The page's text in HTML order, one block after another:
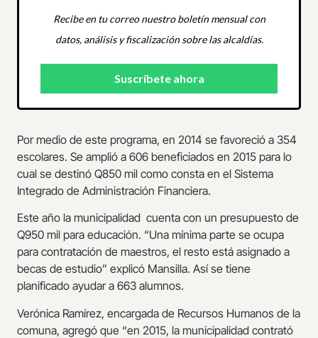
Recibe en tu correo nuestro boletín mensual con
datos, análisis y fiscalización sobre las alcaldías.
Por medio de este programa, en 2014 se favoreció a 354
escolares. Se amplió a 606 beneficiados en 2015 para lo
cual se destinó Q850 mil como consta en el Sistema
Integrado de Administración Financiera.
Este año la municipalidad cuenta con un presupuesto de
Q950 mil para educación. “Una mínima parte se ocupa
para contratación de maestros, el resto está asignado a
becas de estudio” explicó Mansilla. Así se tiene
planificado ayudar a 663 alumnos.
Verónica Ramírez, encargada de Recursos Humanos de la
comuna, agregó que “en 2015, la municipalidad contrató